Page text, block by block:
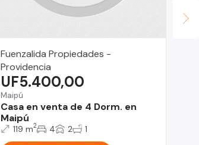
Fuenzalida Propiedades -
Providencia
Maipú
Casa en venta de 4 Dorm. en
Maipú
UF5.400,00
119 m2 4 2 1